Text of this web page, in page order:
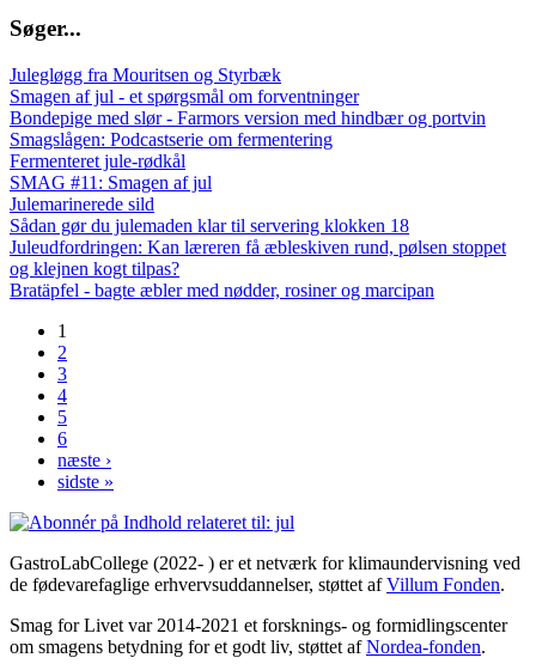
Søger...
Julegløgg fra Mouritsen og Styrbæk
Smagen af jul - et spørgsmål om forventninger
Bondepige med slør - Farmors version med hindbær og portvin
Smagslågen: Podcastserie om fermentering
Fermenteret jule-rødkål
SMAG #11: Smagen af jul
Julemarinerede sild
Sådan gør du julemaden klar til servering klokken 18
Juleudfordringen: Kan læreren få æbleskiven rund, pølsen stoppet
og klejnen kogt tilpas?
Bratäpfel - bagte æbler med nødder, rosiner og marcipan
Sider
1
2
3
4
5
6
næste ›
sidste »
GastroLabCollege (2022- ) er et netværk for klimaundervisning ved
de fødevarefaglige erhvervsuddannelser, støttet afVillum Fonden.
Smag for Livet var 2014-2021 et forsknings- og formidlingscenter
om smagens betydning for et godt liv, støttet afNordea-fonden.